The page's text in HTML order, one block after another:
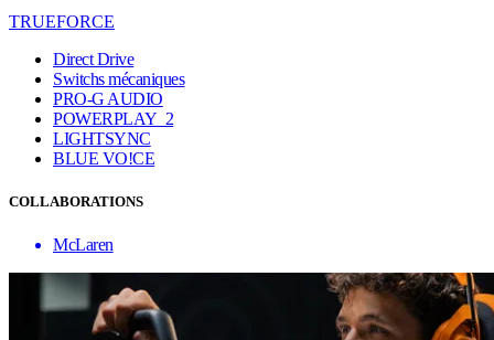
TRUEFORCE
Direct Drive
Switchs mécaniques
PRO-G AUDIO
POWERPLAY 2
LIGHTSYNC
BLUE VO!CE
COLLABORATIONS
McLaren